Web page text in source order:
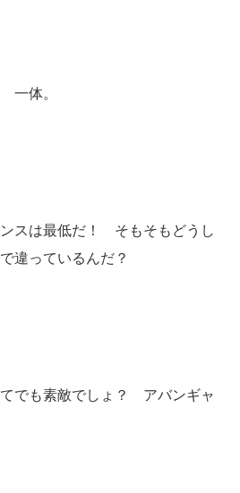
体。
スは最低だ！ そもそもどうし
違っているんだ？
でも素敵でしょ？ アバンギャ